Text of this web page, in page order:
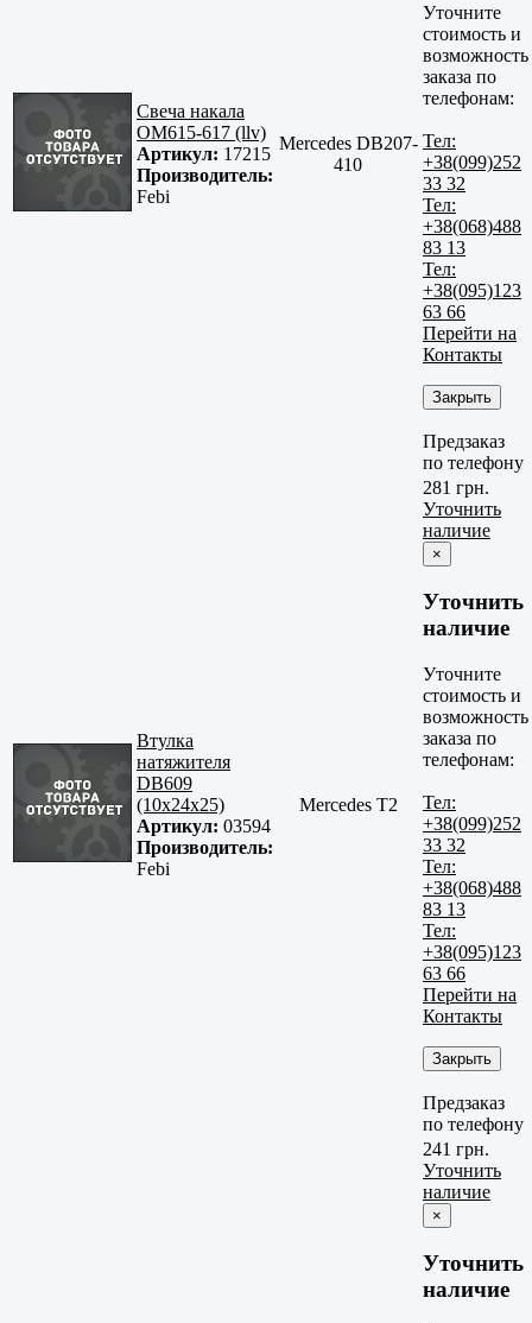
Свеча накала
ОМ615-617 (llv)
Артикул: 17215
Производитель:
Febi
Mercedes DB207-
410
Уточните
стоимость и
возможность
заказа по
телефонам:
Тел:
+38(099)252
33 32
Тел:
+38(068)488
83 13
Тел:
+38(095)123
63 66
Перейти на
Контакты
Закрыть
Предзаказ
по телефону
Втулка
натяжителя
DB609
(10x24x25)
Артикул: 03594
Производитель:
Febi
Mercedes T2
281 грн.
Уточнить
наличие
×
Уточнить
наличие
Уточните
стоимость и
возможность
заказа по
телефонам:
Тел:
+38(099)252
33 32
Тел:
+38(068)488
83 13
Тел:
+38(095)123
63 66
Перейти на
Контакты
Закрыть
Предзаказ
по телефону
241 грн.
Уточнить
наличие
×
Уточнить
наличие